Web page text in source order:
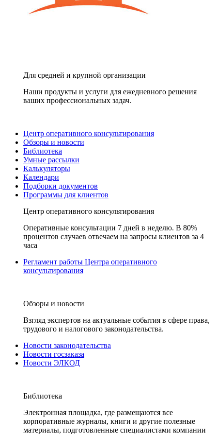
Для средней и крупной организации
Наши продукты и услуги для ежедневного решения
ваших профессиональных задач.
Центр оперативного консультирования
Обзоры и новости
Библиотека
Умные рассылки
Калькуляторы
Календари
Подборки документов
Программы для клиентов
Центр оперативного консультирования
Оперативные консультации 7 дней в неделю. В 80%
процентов случаев отвечаем на запросы клиентов за 4
часа
Регламент работы Центра оперативного
консультирования
Обзоры и новости
Взгляд экспертов на актуальные события в сфере права,
трудового и налогового законодательства.
Новости законодательства
Новости госзаказа
Новости ЭЛКОД
Библиотека
Электронная площадка, где размещаются все
корпоративные журналы, книги и другие полезные
материалы, подготовленные специалистами компании